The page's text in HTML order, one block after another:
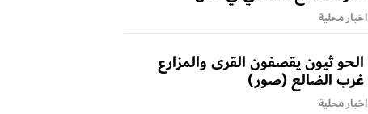
اخبار محلية
الحو ثيون يقصفون القرى والمزارع
غرب الضالع (صور)
اخبار محلية